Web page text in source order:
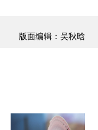
版面编辑：吴秋晗